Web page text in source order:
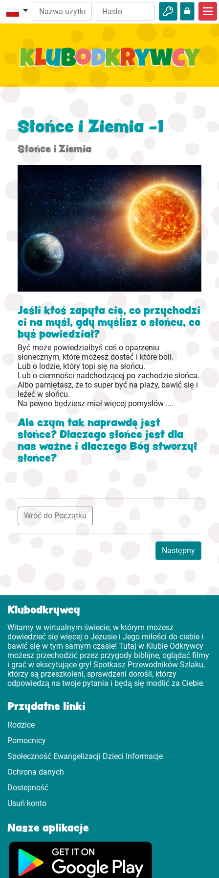
Biblijne przygody
Ciekawostki
Przygody
Słońce i Ziemia -1
Słońce i Ziemia
Jeśli ktoś zapyta cię, co przychodzi
ci na myśl, gdy myślisz o słońcu, co
byś powiedział?
Być może powiedziałbyś coś o oparzeniu
słonecznym, które możesz dostać i które boli.
Lub o lodzie, który topi się na słońcu.
Lub o ciemności nadchodzącej po zachodzie słońca.
Albo pamiętasz, że to super być na plaży, bawić się i
leżeć w słońcu.
Na pewno będziesz miał więcej pomysłów ....
Ale czym tak naprawdę jest
słońce? Dlaczego słońce jest dla
nas ważne i dlaczego Bóg stworzył
słońce?
Wróć do Początku
Następny
Klubodkrywcy
Witamy w wirtualnym świecie, w którym możesz
dowiedzieć się więcej o Jezusie i Jego miłości do ciebie i
bawić się w tym samym czasie! Tutaj w Klubie Odkrywcy
możesz przechodzić przez przygody biblijne, oglądać filmy
i grać w ekscytujące gry! Spotkasz Przewodników Szlaku,
którzy są przeszkoleni, sprawdzeni dorośli, którzy
odpowiedzą na twoje pytania i będą się modlić za Ciebie.
Przydatne linki
Rodzice
Pomocnicy
Społeczność Ewangelizacji Dzieci Informacje
Ochrona danych
Dostepność
Usuń konto
Nasze aplikacje